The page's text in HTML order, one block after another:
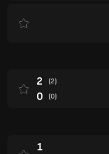
(2)
2
(0)
0
1